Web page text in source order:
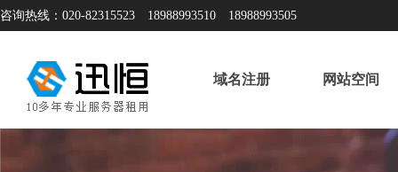
咨询热线：020-82315523 18988993510 18988993505
域名注册 网站空间